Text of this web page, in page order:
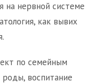
на нервной системе
как вывих
по семейным
воспитание